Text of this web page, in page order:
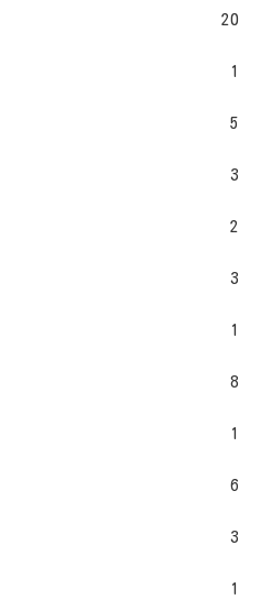
20
1
5
3
2
3
1
8
1
6
3
1